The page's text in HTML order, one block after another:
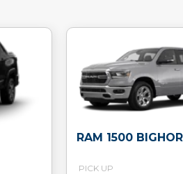
RAM 1500
PICK UP